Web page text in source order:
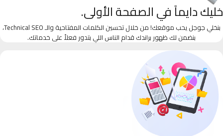
خليك دايماً في الصفحة الأولى.
بنخلي جوجل يحب موقعك! من خلال تحسين الكلمات المفتاحية والـ Technical SEO،
بنضمن لك ظهور براندك قدام الناس اللي بتدور فعلاً على خدماتك.